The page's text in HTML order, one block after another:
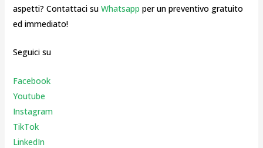
aspetti? Contattaci su Whatsapp per un preventivo gratuito
ed immediato!
Seguici su
Facebook
Youtube
Instagram
TikTok
LinkedIn